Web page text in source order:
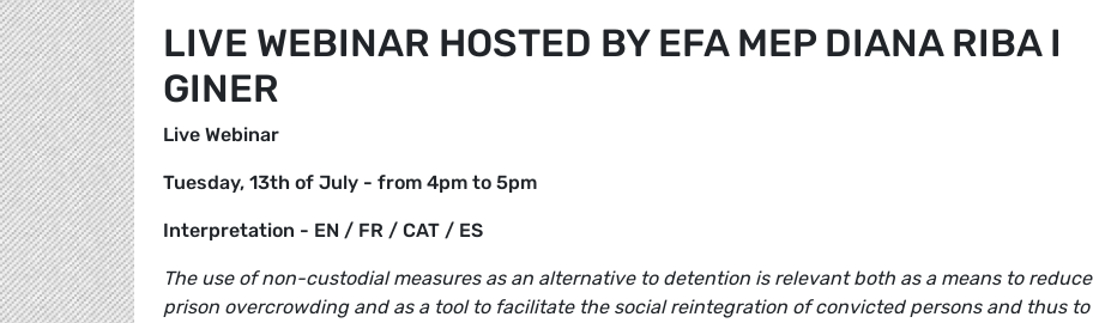
LIVE WEBINAR HOSTED BY EFA MEP DIANA RIBA I
GINER
Live Webinar
Tuesday, 13th of July - from 4pm to 5pm
Interpretation - EN / FR / CAT / ES
The use of non-custodial measures as an alternative to detention is relevant both as a means to reduce
prison overcrowding and as a tool to facilitate the social reintegration of convicted persons and thus to